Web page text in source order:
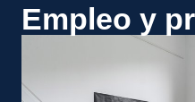
Empleo y